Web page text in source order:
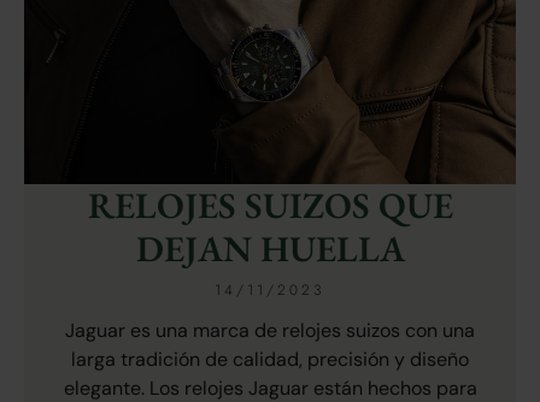
RELOJES SUIZOS QUE
DEJAN HUELLA
14/11/2023
Jaguar es una marca de relojes suizos con una
larga tradición de calidad, precisión y diseño
elegante. Los relojes Jaguar están hechos para